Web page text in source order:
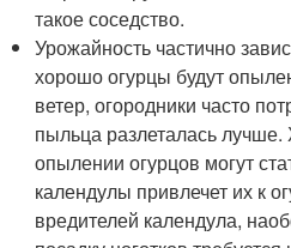
такое соседство.
Урожайность частично
хорошо огурцы будут
ветер, огородники часто
пыльца разлеталась
опылении огурцов могут
календулы привлечет их к
вредителей календула,